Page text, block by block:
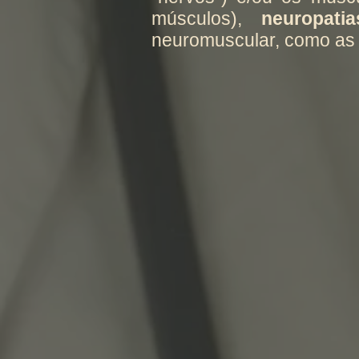
músculos),
neuromuscular, como as